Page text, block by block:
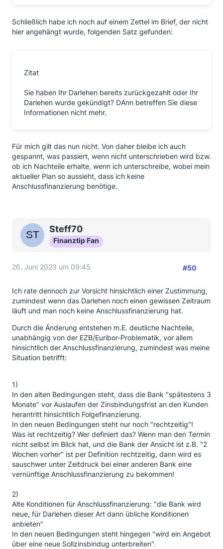
Schließlich habe ich noch auf einem Zettel im Brief, der nicht
hier angehängt wurde, folgenden Satz gefunden:
Zitat
Sie haben Ihr Darlehen bereits zurückgezahlt oder Ihr
Darlehen wurde gekündigt? DAnn betreffen Sie diese
Informationen nicht mehr.
Für mich gilt das nun nicht. Von daher bleibe ich auch
gespannt, was passiert, wenn nicht unterschrieben wird bzw.
ob ich Nachteile erhalte, wenn ich unterschreibe, wobei mein
aktueller Plan so aussieht, dass ich keine
Anschlussfinanzierung benötige.
Steff70
Finanztip Fan
26. Juni 2023 um 09:45 #50
Ich rate dennoch zur Vorsicht hinsichtlich einer Zustimmung,
zumindest wenn das Darlehen noch einen gewissen Zeitraum
läuft und man noch keine Anschlussfinanzierung hat.
Durch die Änderung entstehen m.E. deutliche Nachteile,
unabhängig von der EZB/Euribor-Problematik, vor allem
hinsichtlich der Anschlussfinanzierung, zumindest was meine
Situation betrifft:
1)
In den alten Bedingungen steht, dass die Bank "spätestens 3
Monate" vor Auslaufen der Zinsbindungsfrist an den Kunden
herantritt hinsichtlich Folgefinanzierung.
In den neuen Bedingungen steht nur noch "rechtzeitig"!
Was ist rechtzeitig? Wer definiert das? Wenn man den Termin
nicht selbst im Blick hat, und die Bank der Ansicht ist z.B. "2
Wochen vorher" ist per Definition rechtzeitig, dann wird es
sauschwer unter Zeitdruck bei einer anderen Bank eine
vernünftige Anschlussfinanzierung zu bekommen!
2)
Alte Konditionen für Anschlussfinanzierung: "die Bank wird
neue, für Darlehen dieser Art dann übliche Konditionen
anbieten"
In den neuen Bedingungen steht hingegen "wird ein Angebot
über eine neue Sollzinsbindug unterbreiten".